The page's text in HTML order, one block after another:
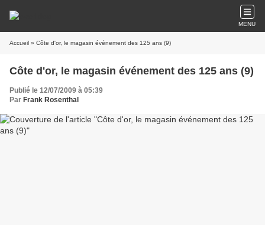
MENU
Accueil » Côte d'or, le magasin événement des 125 ans (9)
Côte d'or, le magasin événement des 125 ans (9)
Publié le 12/07/2009 à 05:39
Par Frank Rosenthal